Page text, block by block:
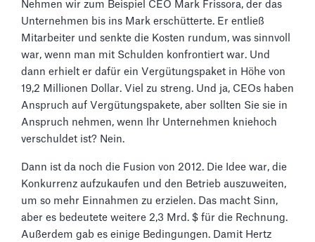
Nehmen wir zum Beispiel CEO Mark Frissora, der das
Unternehmen bis ins Mark erschütterte. Er entließ
Mitarbeiter und senkte die Kosten rundum, was sinnvoll
war, wenn man mit Schulden konfrontiert war. Und
dann erhielt er dafür ein Vergütungspaket in Höhe von
19,2 Millionen Dollar. Viel zu streng. Und ja, CEOs haben
Anspruch auf Vergütungspakete, aber sollten Sie sie in
Anspruch nehmen, wenn Ihr Unternehmen kniehoch
verschuldet ist? Nein.
Dann ist da noch die Fusion von 2012. Die Idee war, die
Konkurrenz aufzukaufen und den Betrieb auszuweiten,
um so mehr Einnahmen zu erzielen. Das macht Sinn,
aber es bedeutete weitere 2,3 Mrd. $ für die Rechnung.
Außerdem gab es einige Bedingungen. Damit Hertz